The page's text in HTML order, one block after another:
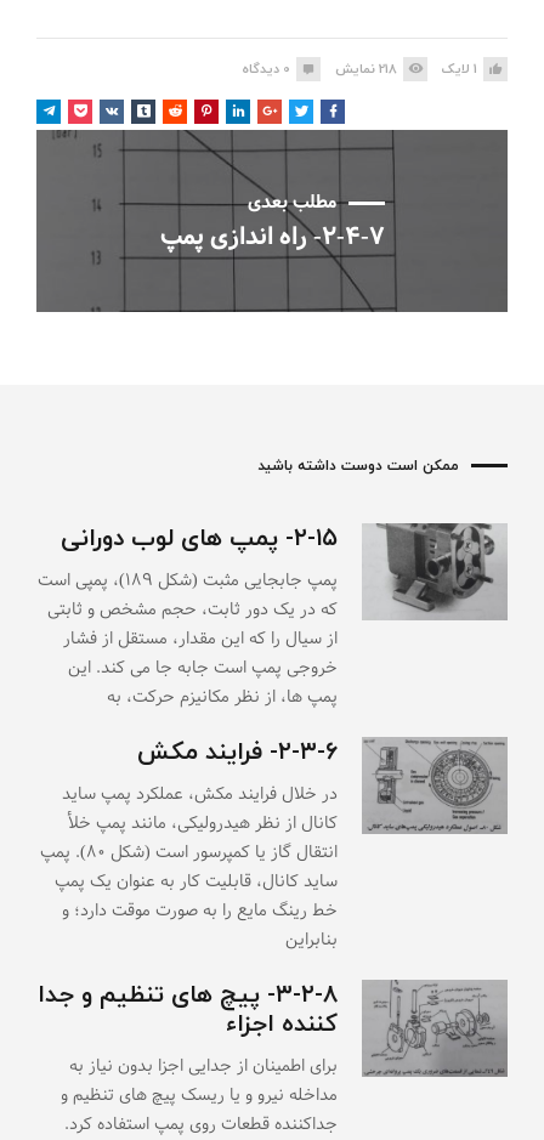
1 لایک 218نمایش 0 دیدگاه
مطلب بعدی
۲-۴-۷- راه اندازی پمپ
ممکن است دوست داشته باشید
۲-۱۵- پمپ های لوب دورانی
پمپ جابجایی مثبت (شکل ۱۸۹)، پمپی است
که در یک دور ثابت، حجم مشخص و ثابتی
از سیال را که این مقدار، مستقل از فشار
خروجی پمپ است جابه جا می کند. این
پمپ ها، از نظر مکانیزم حرکت، به
۲-۳-۶- فرایند مکش
در خلال فرایند مکش، عملکرد پمپ ساید
کانال از نظر هیدرولیکی، مانند پمپ خلأ
انتقال گاز یا کمپرسور است (شکل ۸۰). پمپ
ساید کانال، قابلیت کار به عنوان یک پمپ
خط رینگ مایع را به صورت موقت دارد؛ و
بنابراین
۳-۲-۸- پیچ های تنظیم و جدا
کننده اجزاء
برای اطمینان از جدایی اجزا بدون نیاز به
مداخله نیرو و یا ریسک پیچ های تنظیم و
جداکننده قطعات روی پمپ استفاده کرد.